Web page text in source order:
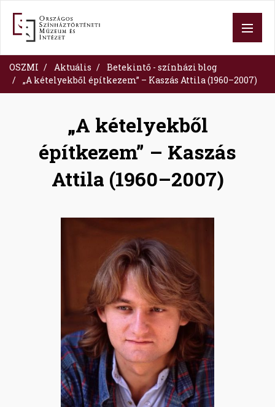
tartalomra
OSZMI Aktuális
Betekintő - színházi blog
„A kételyekből építkezem” – Kaszás Attila (1960–2007)
„A kételyekből
építkezem” – Kaszás
Attila (1960–2007)